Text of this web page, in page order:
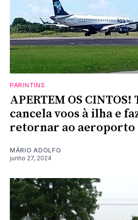
PARINTINS
APERTEM OS
cancela voos à ilha e
retornar ao aeroporto
MÁRIO ADOLFO
junho 27, 2024